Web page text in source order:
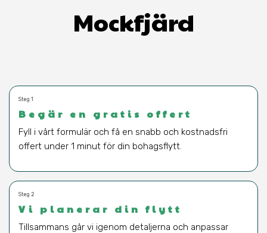
Mockfjärd
Steg 1
Begär en gratis offert
Fyll i vårt formulär och få en snabb och kostnadsfri
offert under 1 minut för din bohagsflytt.
Steg 2
Vi planerar din flytt
Tillsammans går vi igenom detaljerna och anpassar